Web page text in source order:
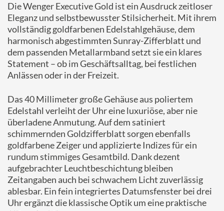
DieWengerExecutiveGold isteinAusdruckzeitloser
EleganzundselbstbewussterStil­sicherheit. Mit ihrem
vollständiggoldfarbenen Edelstahlgehäuse,dem
harmonisch abgestimmtenSunray-Zifferblatt und
dem passenden Metallarmbandsetztsieein klares
Statement –obimGeschäftsalltag, beifestlichen
AnlässenoderinderFreizeit.
Das40MillimetergroßeGehäuseaus poliertem
Edelstahl verleihtderUhreineluxuriöse, abernie
überladeneAnmutung.Aufdemsatiniert
schimmerndenGoldzifferblattsorgenebenfalls
goldfarbeneZeigerund applizierte Indizesfürein
rundumstimmigesGesamtbild. Dankdezent
aufgebrachterLeuchtbeschichtungbleiben
Zeitangaben auch beischwachem Licht zuverlässig
ablesbar. Einfein integriertes Datumsfensterbeidrei
UhrergänztdieklassischeOptikumeinepraktische